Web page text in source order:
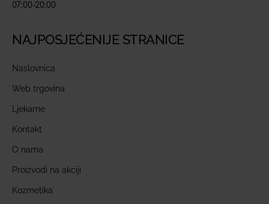
07:00-20:00
NAJPOSJEĆENIJE STRANICE
Naslovnica
Web trgovina
Ljekarne
Kontakt
O nama
Proizvodi na akciji
Kozmetika